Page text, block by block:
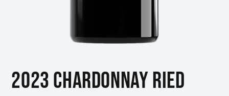
2023 Chardonnay Ried